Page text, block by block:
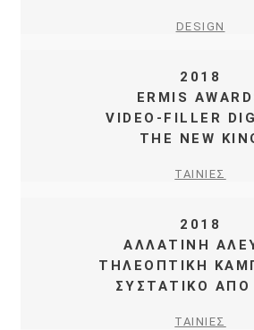
DESIGN
2018
ERMIS
VIDEO-FILLER
THE NEW
ΤΑΙΝΙΕΣ
2018
ΑΛΛΑΤΙΝΗ
ΤΗΛΕΟΠΤΙΚΗ
ΣΥΣΤΑΤΙΚΟ ΑΠΟ
ΤΑΙΝΙΕΣ